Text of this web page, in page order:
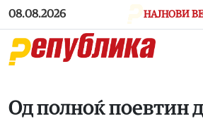
Skip to main content
08.08.2026 НАЈНОВИ
Од полноќ поевтин